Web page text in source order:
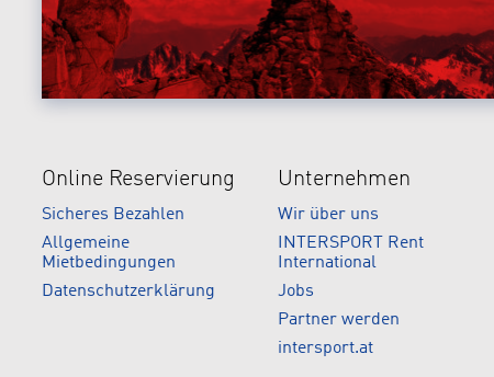
Online Reservierung
Sicheres Bezahlen
Allgemeine
Mietbedingungen
Datenschutzerklärung
Unternehmen
Wir über uns
INTERSPORT Rent
International
Jobs
Partner werden
intersport.at